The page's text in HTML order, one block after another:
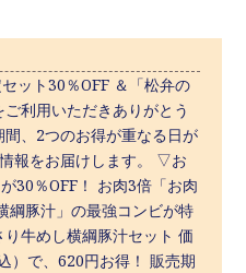
ット30％OFF ＆「松弁の
利用いただきありがとう
、2つのお得が重なる日が
報をお届けします。 ▽お
30％OFF！ お肉3倍「お肉
綱豚汁」の最強コンビが特
牛めし横綱豚汁セット 価
で、620円お得！ 販売期